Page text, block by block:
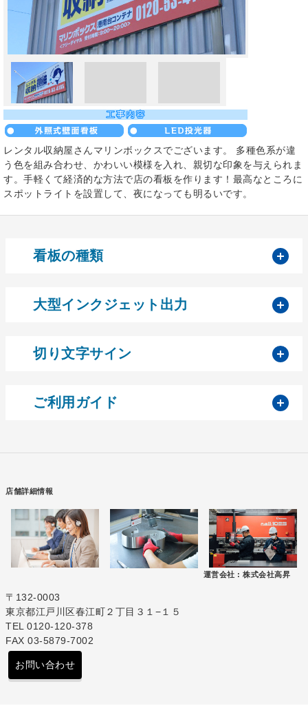
レンタル収納屋さんマリンボックスでございます。 多種色系が違
う色を組み合わせ、かわいい模様を入れ、親切な印象を与えられま
す。手軽くて経済的な方法で店の看板を作ります！最高なところに
スポットライトを設置して、夜になっても明るいです。
看板の種類
大型インクジェット出力
切り文字サイン
ご利用ガイド
店舗詳細情報
運営会社 : 株式会社高昇
〒132-0003
東京都江戸川区春江町２丁目３１−１５
TEL 0120-120-378
FAX 03-5879-7002
お問い合わせ